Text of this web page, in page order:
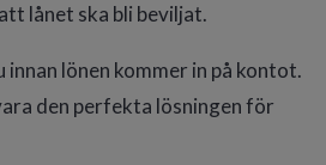
lånet ska bli beviljat.
innan lönen kommer in på kontot.
den perfekta lösningen för